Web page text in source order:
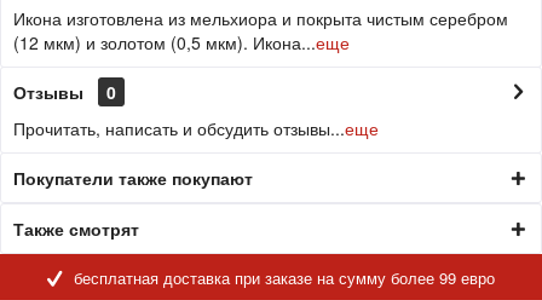
Икона изготовлена из мельхиора и покрыта чистым серебром
(12 мкм) и золотом (0,5 мкм). Икона...еще
Отзывы
0
Прочитать, написать и обсудить отзывы...еще
Покупатели также покупают
Также смотрят
бесплатная доставка при заказе на сумму более 99 евро